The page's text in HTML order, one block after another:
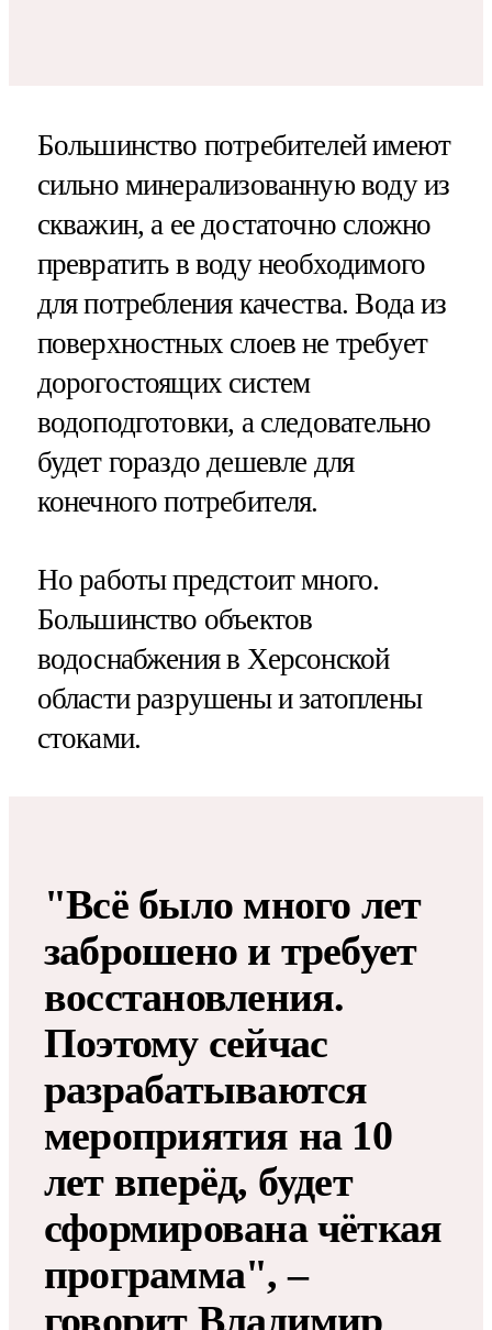
Большинство потребителей имеют
сильно минерализованную воду из
скважин, а ее достаточно сложно
превратить в воду необходимого
для потребления качества. Вода из
поверхностных слоев не требует
дорогостоящих систем
водоподготовки, а следовательно
будет гораздо дешевле для
конечного потребителя.
Но работы предстоит много.
Большинство объектов
водоснабжения в Херсонской
области разрушены и затоплены
стоками.
"Всё было много лет
заброшено и требует
восстановления.
Поэтому сейчас
разрабатываются
мероприятия на 10
лет вперёд, будет
сформирована чёткая
программа", –
говорит Владимир